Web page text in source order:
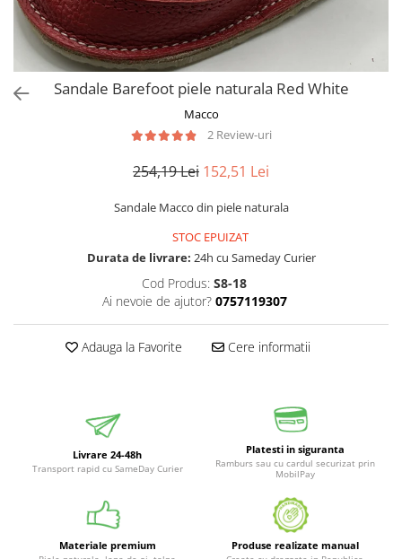
Sandale Barefoot piele naturala Red White
Macco
2 Review-uri
254,19 Lei 152,51 Lei
Sandale Macco din piele naturala
STOC EPUIZAT
Durata de livrare: 24h cu Sameday Curier
Cod Produs: S8-18
Ai nevoie de ajutor? 0757119307
Adauga la Favorite Cere informatii
Livrare 24-48h
Transport rapid cu SameDay Curier
Platesti in siguranta
Ramburs sau cu cardul securizat prin
MobilPay
Materiale premium Produse realizate manual